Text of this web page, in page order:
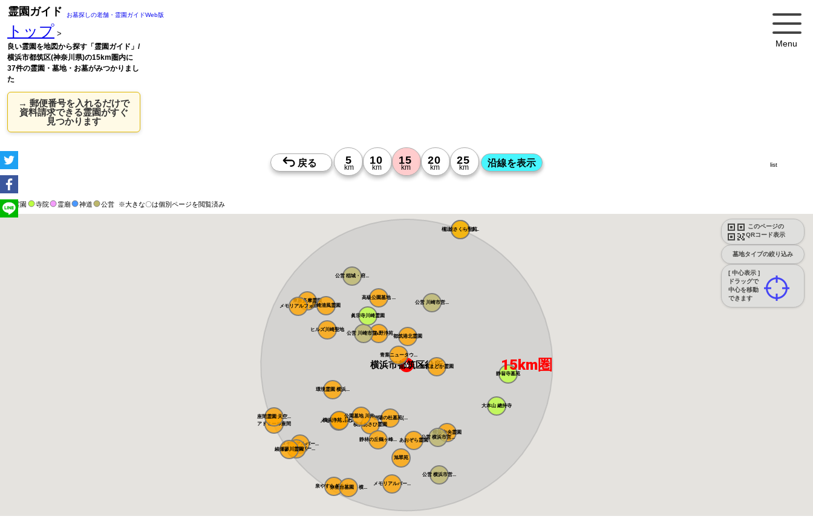
Menu
霊園ガイド お墓探しの老舗・霊園ガイドWeb版
トップ >
良い霊園を地図から探す「霊園ガイド」/
横浜市都筑区(神奈川県)の15km圏内に
37件の霊園・墓地・お墓がみつかりまし
た
→ 郵便番号を入れるだけで
資料請求できる霊園がすぐ
見つかります
霊園 寺院 霊廟 神道 公営 ※大きな〇は個別ページを閲覧済み
このページの
QRコード表示
墓地タイプの絞り込み
[ 中心表示 ]
ドラッグで
中心を移動
できます
list
東京多摩霊園
メモリアルフォ...
桜上水 みたま...
公営 稲城・府...
杉並さくら聖苑
横浜中央霊園
環境霊園 横浜...
都筑港北霊園
朝陽の杜墓苑(...
メモリアルサン...
旭翠苑
横浜あさひ霊園
横浜浄苑 ふれ...
あざみ野浄苑
ヒルズ川崎聖地
川崎清風霊園
高級公園墓地 ...
メモリアルパー...
メモリアルパー...
綾瀬蓼川霊園
アドミール座間
座間霊園 天空... 公園墓地 川井...
泉やすらぎの丘...
静林の丘鶴ヶ峰...
弥生台墓園 横...
静翁寺墓苑
公営 川崎市営...
公営 川崎市営...
公営 横浜市営...
公営 横浜市営...
青葉ニュータウ...
あおぞら霊園
都筑まどか霊園
大本山 總持寺
メモリアルパー...
眞宗寺川崎霊園
横浜市都筑区役所 15km圏